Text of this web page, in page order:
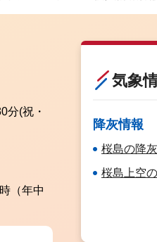
分(祝・
（年中
気象
降灰情報
桜島の降
桜島上空